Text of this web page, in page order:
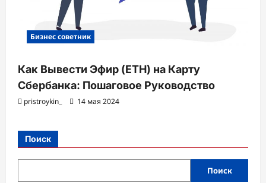
Бизнес советник
Как Вывести Эфир (ETH) на Карту
Сбербанка: Пошаговое Руководство
pristroykin_ 14 мая 2024
Поиск
Поиск